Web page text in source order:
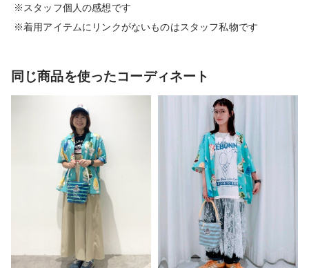
※スタッフ個人の感想です
※着用アイテムにリンクがないものはスタッフ私物です
同じ商品を使ったコーディネート